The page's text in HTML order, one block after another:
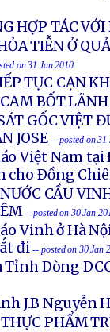
HỢP TÁC
TIỄN Ở
on 31 Jan 2010
TỤC CẠN
BỐT
GỐC VIỆT
JOSE -- posted on 31
Việt Nam
cho Ðồng
CẦU
-- posted on 30 Jan
Vinh ở Hà
đi-- posted on 30 Jan
Dòng
J.B Nguyễn
PHẨM